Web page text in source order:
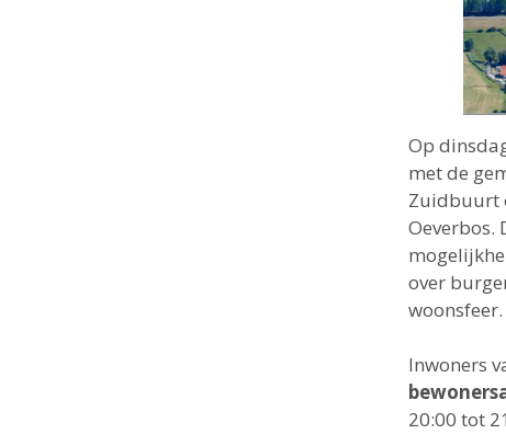
Op
met de
Zuidbuurt
Oeverbos.
over
woonsfeer.
Inwoners
20:00 tot